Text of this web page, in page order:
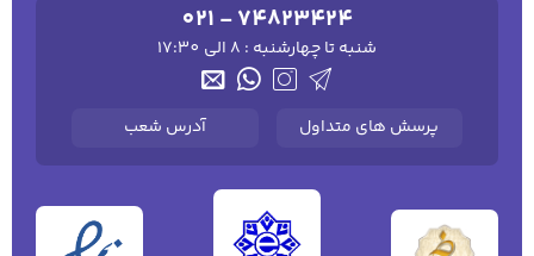
021 - 74823424
شنبه تا چهارشنبه : 8 الی 17:30
پرسش های متداول آدرس شعب